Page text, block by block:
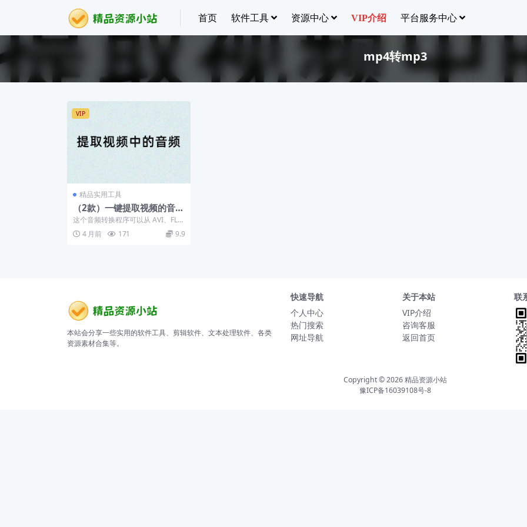
首页 软件工具 资源中心 VIP介绍 平台服务中心
mp4转mp3
VIP
精品实用工具
（2款）一键提取视频的音频
（MP4到MP3转换器）
这个音频转换程序可以从 AVI、FL
V、MP4、MPG、MOV、RM、3G
P、W...
4 月前 171 9.9
本站会分享一些实用的软件工具、剪辑软件、文本处理软件、各类
资源素材合集等。
快速导航
个人中心
热门搜索
网址导航
关于本站
VIP介绍
咨询客服
返回首页
联
Copyright © 2026精品资源小站
豫ICP备16039108号-8